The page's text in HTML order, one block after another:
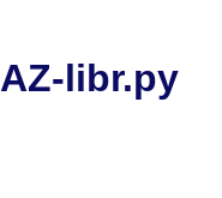
AZ-libr.ру